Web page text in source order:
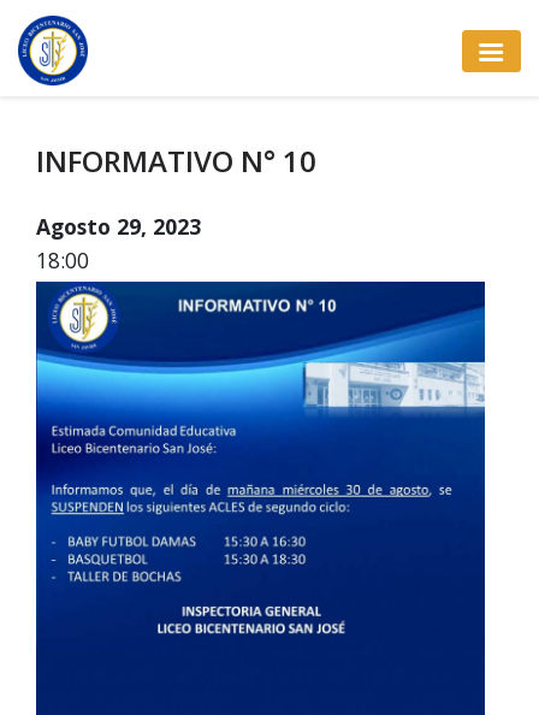
INFORMATIVO N° 10
Agosto 29, 2023
18:00